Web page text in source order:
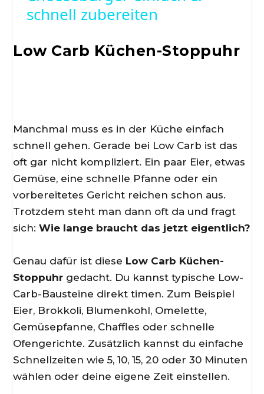
a
y
i
d
e
o
schnell zubereiten
Low Carb Küchen-Stoppuhr
Manchmal muss es in der Küche einfach
schnell gehen. Gerade bei Low Carb ist das
oft gar nicht kompliziert. Ein paar Eier, etwas
Gemüse, eine schnelle Pfanne oder ein
vorbereitetes Gericht reichen schon aus.
Trotzdem steht man dann oft da und fragt
sich:Wie lange braucht das jetzt eigentlich?
Genau dafür ist diese Low Carb Küchen-
Stoppuhr gedacht. Du kannst typische Low-
Carb-Bausteine direkt timen. Zum Beispiel
Eier, Brokkoli, Blumenkohl, Omelette,
Gemüsepfanne, Chaffles oder schnelle
Ofengerichte. Zusätzlich kannst du einfache
Schnellzeiten wie 5, 10, 15, 20 oder 30 Minuten
wählen oder deine eigene Zeit einstellen.